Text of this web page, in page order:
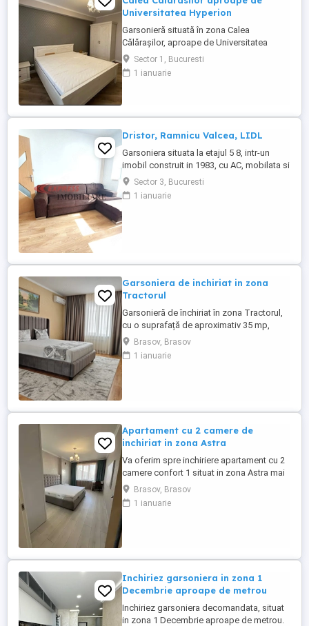
Universitatea Hyperion
Garsonieră situată în zona Calea
Călărașilor, aproape de Universitatea
Hyperion. Acces rapid către Piața Muncii și
numeroase mijloace de transport. În
apropiere găsești magazine, restaurante
Sector 1, Bucuresti
1 ianuarie
Dristor, Ramnicu Valcea, LIDL
Garsoniera situata la etajul 5 8, intr-un
imobil construit in 1983, cu AC, mobilata si
utilata, bloc mixt. Zona excelenta, 5 minute
pana la metrou. COD A0174
Sector 3, Bucuresti
1 ianuarie
Garsoniera de inchiriat in zona
Tractorul
Garsonieră de închiriat în zona Tractorul,
cu o suprafață de aproximativ 35 mp,
situată la etajul 3 din 9, într-un bloc cu lift.
Imobilul este bine întreținut, iar garsoniera
se închiriază complet mobilată și utilată,
Brasov, Brasov
1 ianuarie
Apartament cu 2 camere de
inchiriat in zona Astra
Va oferim spre inchiriere apartament cu 2
camere confort 1 situat in zona Astra mai
exact zona Ardealului zona buna a
orasului linistita. Apartamentul este
decomandat cu o suprafata utila de 50
Brasov, Brasov
1 ianuarie
Inchiriez garsoniera in zona 1
Decembrie aproape de metrou
Inchiriez garsoniera decomandata, situat
in zona 1 Decembrie aproape de metrou.